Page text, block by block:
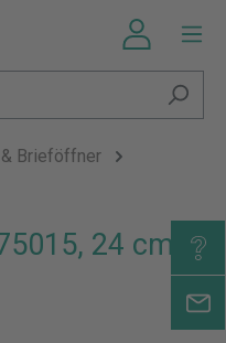
Brieföffner
24 cm